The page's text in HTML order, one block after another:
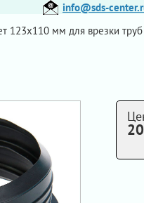
info@sds-
123х110 мм для врезки